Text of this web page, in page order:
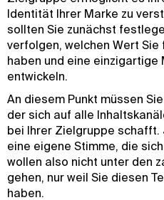
Identität Ihrer Marke zu
sollten Sie zunächst
verfolgen, welchen Wert Sie
haben und eine einzigartige
entwickeln.
An diesem Punkt müssen
der sich auf alle
bei Ihrer Zielgruppe schafft.
eine eigene Stimme, die
wollen also nicht unter den
gehen, nur weil Sie diesen
haben.